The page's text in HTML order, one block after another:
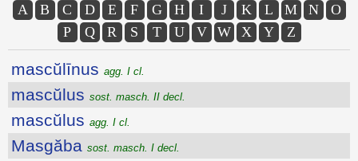
A B C D E F G H I J K L M N
O
P
Q R S T U V W X Y Z
mascŭlīnus agg. I cl.
mascŭlus sost. masch. II decl.
mascŭlus agg. I cl.
Masgăba sost. masch. I decl.